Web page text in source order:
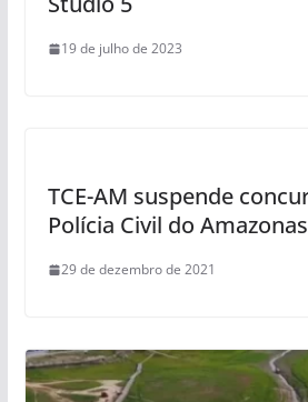
19 de julho de 2023
TCE-AM suspende
Polícia Civil do Amazonas
29 de dezembro de 2021